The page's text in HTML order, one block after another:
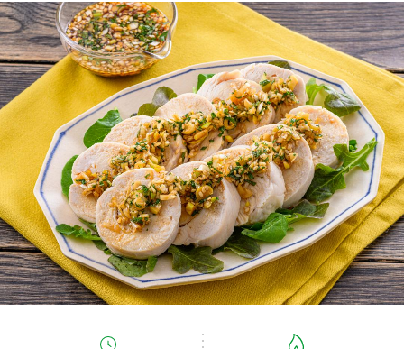
商品カテゴリ
酢 調味酢
お酢ドリンク ぽん酢
みりん風・料理酒 鍋用調味料
つゆ たれ
新商品一覧
キャンペーン情報
ブランド・スペシャルサイト
ブランド・スペシャルサイト トップ
商品ブランドサイト
Fibee（ファイビー）
くらしプラ酢
お酢ドリンク
企業情報
国内事業概要